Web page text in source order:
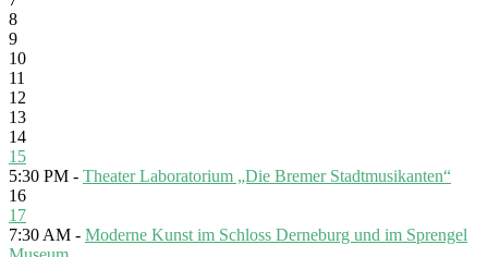
8
9
10
11
12
13
14
15
5:30 PM - Theater Laboratorium „Die Bremer Stadtmusikanten“
16
17
7:30 AM - Moderne Kunst im Schloss Derneburg und im Sprengel